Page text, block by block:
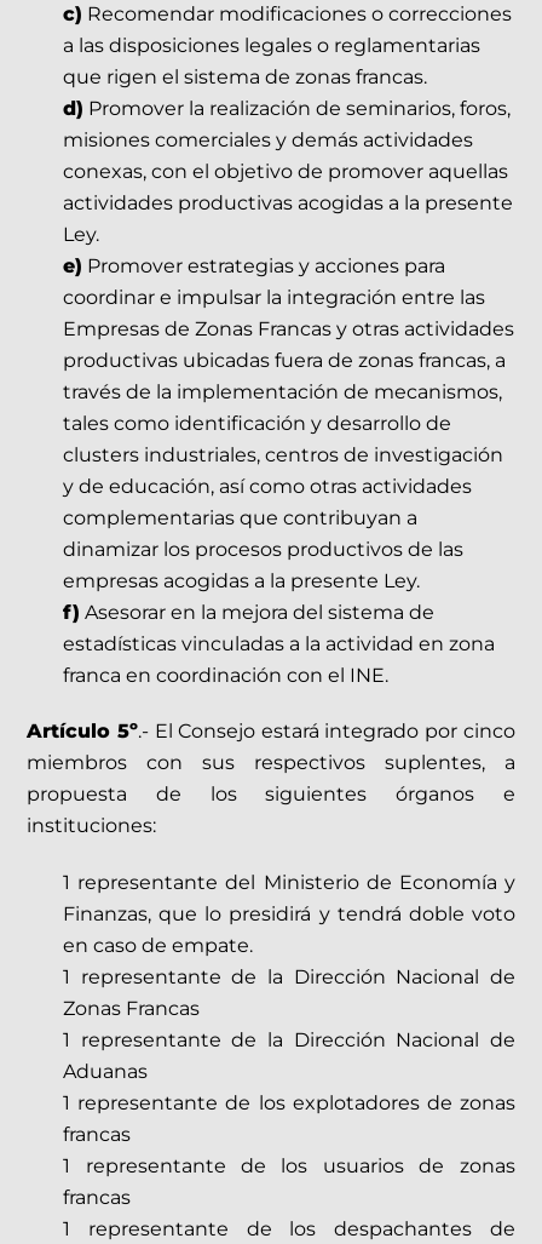
c) Recomendar modificaciones o correcciones
a las disposiciones legales o reglamentarias
que rigen el sistema de zonas francas.
d) Promover la realización de seminarios, foros,
misiones comerciales y demás actividades
conexas, con el objetivo de promover aquellas
actividades productivas acogidas a la presente
Ley.
e) Promover estrategias y acciones para
coordinar e impulsar la integración entre las
Empresas de Zonas Francas y otras actividades
productivas ubicadas fuera de zonas francas, a
través de la implementación de mecanismos,
tales como identificación y desarrollo de
clusters industriales, centros de investigación
y de educación, así como otras actividades
complementarias que contribuyan a
dinamizar los procesos productivos de las
empresas acogidas a la presente Ley.
f) Asesorar en la mejora del sistema de
estadísticas vinculadas a la actividad en zona
franca en coordinación con el INE.
Artículo 5º.- El Consejo estará integrado por cinco
miembros con sus respectivos suplentes, a
propuesta de los siguientes órganos e
instituciones:
1 representante del Ministerio de Economía y
Finanzas, que lo presidirá y tendrá doble voto
en caso de empate.
1 representante de la Dirección Nacional de
Zonas Francas
1 representante de la Dirección Nacional de
Aduanas
1 representante de los explotadores de zonas
francas
1 representante de los usuarios de zonas
francas
1 representante de los despachantes de